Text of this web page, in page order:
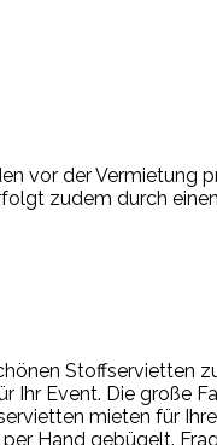
vor der Vermietung
zudem durch
Stoffservietten
Ihr Event. Die große
mieten für
Hand gebügelt.